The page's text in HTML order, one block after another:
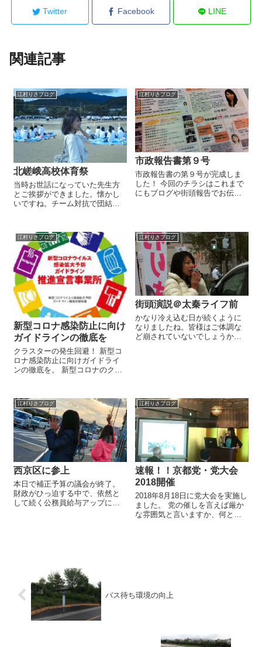
Twitter Facebook LINE
関連記事
江村りさブログ
北嵯峨高校体育祭
当時お世話になっていた先生方
とご挨拶ができました。懐かし
いですね。チーム対抗で団結し
ティアスタッフや学生時代の仲
間と一丸となって頑張っていこ
うと思います。学生ボランティ
アスタッフ募集中...
江村りさブログ
市政報告書第９号
市政報告書の第９号が完成しま
した！ 今回のチラシはこれまで
にもブログや街頭報告でお伝え
れから街頭報告の場でもお配り
していきたいと思います。 近い
うちにホー...
江村りさブログ
新型コロナ感染防止に向け
ガイドラインの徹底を
クラスターの発生回避！ 新型コ
ロナ感染防止に向けガイドライ
ンの徹底を。 新型コロナのクラ
公表される方針が厚生労働省よ
り出されました。 業種別ガイド
ラインを遵守しなかった場合に
は...
江村りさブログ
街頭演説＠太秦ライフ前
かなり冷え込む日が続くように
なりましたね。皆様はご体調な
ど崩されていないでしょうか。
江村りさブログ
西京区に参上
本日で補正予算の議会が終了。
財政がひっ迫する中で、依然と
して続く公務員給与アップに反
江村りさブログ
速報！！京都党・党大会
2018開催
2018年8月18日に党大会を実施し
ました。 党の催しを言えば厳か
な雰囲気と言いますか、何とな
バス待ち環境の向上